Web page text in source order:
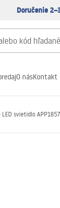
Doručenie
O násKontakt
svietidlo